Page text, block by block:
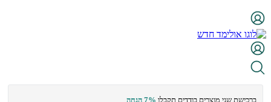
ברכישת שני מוצרים בודדים תקבלו 7% הנחה